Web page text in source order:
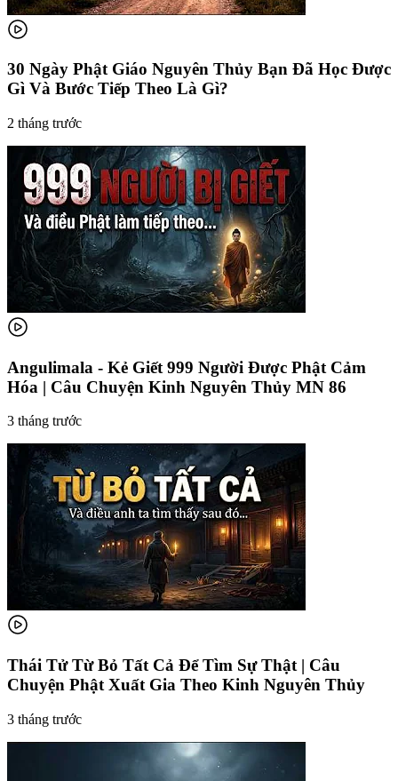
30 Ngày Phật Giáo Nguyên Thủy Bạn Đã Học Được
Gì Và Bước Tiếp Theo Là Gì?
2 tháng trước
Angulimala - Kẻ Giết 999 Người Được Phật Cảm
Hóa | Câu Chuyện Kinh Nguyên Thủy MN 86
3 tháng trước
Thái Tử Từ Bỏ Tất Cả Để Tìm Sự Thật | Câu
Chuyện Phật Xuất Gia Theo Kinh Nguyên Thủy
3 tháng trước